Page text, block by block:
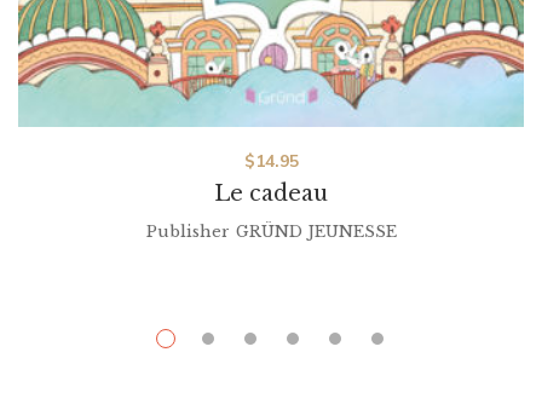
Le cadeau
$14.95
Publisher GRÜND JEUNESSE